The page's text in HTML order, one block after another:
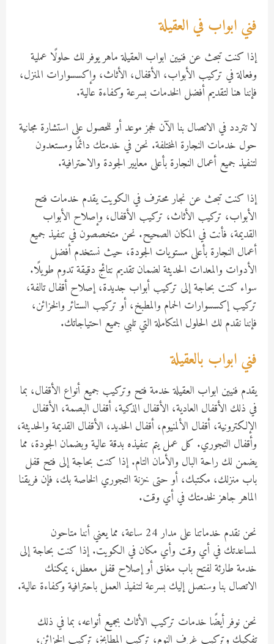
فني ابواب في العقيلة
إذا كنت تبحث عن فنيين ابواب العقيلة ماهر يوفر لك حلولًا عملية
وفعالة في تركيب الأبواب، الأقفال، الأثاث، وإكسسوارات المنزل،
فإننا هنا لتقديم أفضل الخدمات بسرعة وكفاءة عالية.
لا تتردد في الاتصال بنا الآن لحجز موعد أو للحصول على استشارة مجانية
حول خدمات النجارة المختلفة. نحن في خدمتك دائمًا ومستعدون
لتنفيذ جميع أعمال النجارة بأعلى معايير الجودة والاحترافية.
إذا كنت تبحث عن نجار محترف في الكويت يقدم خدمات فتح
الأبواب، تركيب الأثاث، تركيب الأقفال، وإصلاح الأبواب
القديمة، فأنت في المكان الصحيح. نحن متخصصون في تنفيذ جميع
أعمال النجارة بأعلى مستويات الجودة، حيث نستخدم أفضل
الأدوات والمعدات الحديثة لضمان تقديم نتائج دقيقة تدوم طويلًا.
سواء كنت بحاجة إلى تركيب أبواب جديدة، إصلاح أقفال تالفة،
تركيب إكسسوارات الحمام والمطبخ، أو تركيب الستائر والخزائن،
فإننا نقدم لك الحلول المتكاملة التي تلبي جميع احتياجاتك.
فني ابواب بالعقيلة
يقدم فنيين ابواب العقيلة خدمة فتح وتركيب جميع أنواع الأقفال، بما
في ذلك الأقفال العادية، الأقفال الذكية، أقفال البصمة، الأقفال
الإلكترونية، أقفال الألمنيوم، أقفال الحديد، الأقفال القديمة والحديثة،
وأقفال التجوري. كل عمل يتم تنفيذه بدقة عالية وبضمان الجودة، مما
يضمن لك راحة البال والأمان التام. إذا كنت بحاجة إلى فتح قفل
باب منزلك، مكتبك، أو حتى خزنة التجوري الخاصة بك، فإن فريقنا
الماهر جاهز لخدمتك في أي وقت.
نحن نقدم خدماتنا على مدار 24 ساعة، مما يعني أننا متاحون
لمساعدتك في أي وقت وأي مكان في الكويت. إذا كنت بحاجة إلى
خدمة طارئة لفتح باب مغلق أو إصلاح قفل معطل، يمكنك
الاتصال بنا وسنصل إليك بسرعة لتنفيذ العمل باحترافية وكفاءة عالية.
نحن نوفر أيضًا خدمات تركيب الأثاث بجميع أنواعه، بما في ذلك
تفكيك وتركيب غرف النوم، تركيب المطابخ، تركيب الخزائن،